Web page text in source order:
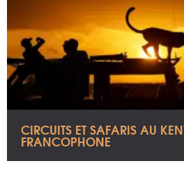
CIRCUITS ET SAFARIS AU
FRANCOPHONE